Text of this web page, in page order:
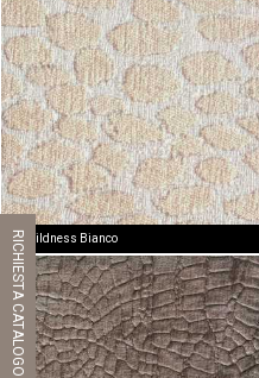
Wildness Bianco
RICHIESTA CATALOGO